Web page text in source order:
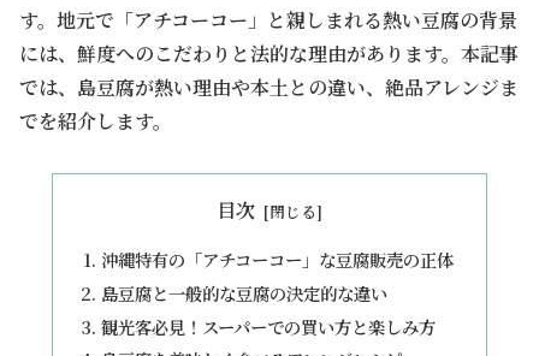
す。地元で「アチコーコー」と親しまれる熱い豆腐の背景
には、鮮度へのこだわりと法的な理由があります。本記事
では、島豆腐が熱い理由や本土との違い、絶品アレンジま
でを紹介します。
目次
沖縄特有の「アチコーコー」な豆腐販売の正体
島豆腐と一般的な豆腐の決定的な違い
観光客必見！スーパーでの買い方と楽しみ方